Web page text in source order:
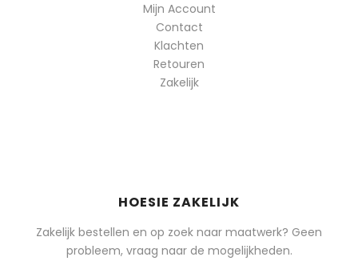
Mijn Account
Contact
Klachten
Retouren
Zakelijk
HOESIE ZAKELIJK
Zakelijk bestellen en op zoek naar maatwerk? Geen
probleem, vraag naar de mogelijkheden.